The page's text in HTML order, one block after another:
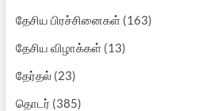
தேசிய பிரச்சினைகள்(163)
தேசிய விழாக்கள்(13)
தேர்தல்(23)
தொடர் (385)